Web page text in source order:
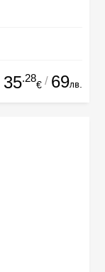
35.28
€ / 69лв.